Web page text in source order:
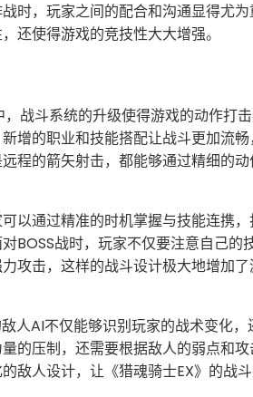
时，玩家之间的配合和沟通显得尤
还使得游戏的竞技性大大增强。
战斗系统的升级使得游戏的动作打
增的职业和技能搭配让战斗更加流
程的箭矢射击，都能够通过精细的
以通过精准的时机掌握与技能连携
BOSS战时，玩家不仅要注意自己的
攻击，这样的战斗设计极大地增加
人AI不仅能够识别玩家的战术变化，
的压制，还需要根据敌人的弱点和
敌人设计，让《猎魂骑士EX》的战